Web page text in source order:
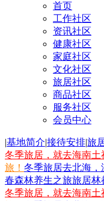
首页
工作社区
资讯社区
健康社区
家庭社区
文化社区
旅居社区
商品社区
服务社区
会员中心
|基地简介|接待安排|旅
冬季旅居，就去海南土
旅！ 冬季旅居去北海，
春森林养生之旅旅居林
冬季旅居，就去海南土